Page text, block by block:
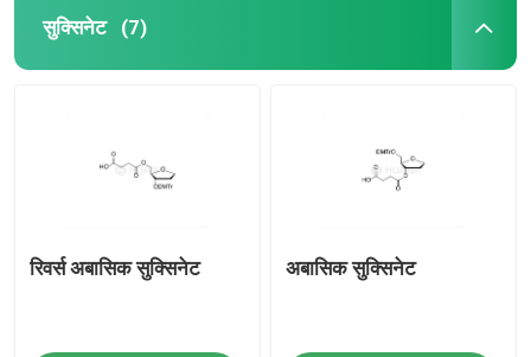
सुक्सिनेट (7)
रिवर्स अबासिक सुक्सिनेट अबासिक सुक्सिनेट